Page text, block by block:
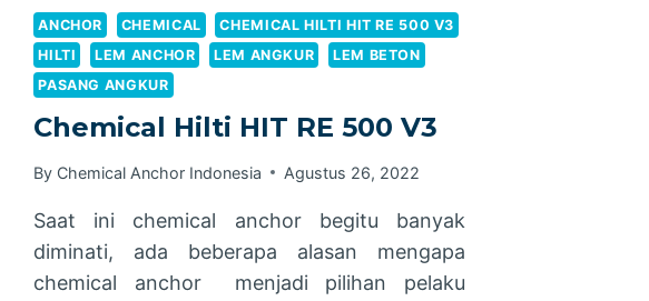
ANCHOR CHEMICAL
CHEMICAL HILTI HIT RE 500 V3
HILTI
LEM ANCHOR LEM ANGKUR
LEM BETON
PASANG ANGKUR
Chemical Hilti HIT RE 500 V3
By Chemical Anchor Indonesia Agustus 26, 2022
Saat ini chemical anchor begitu banyak
diminati, ada beberapa alasan mengapa
chemical anchor menjadi pilihan pelaku